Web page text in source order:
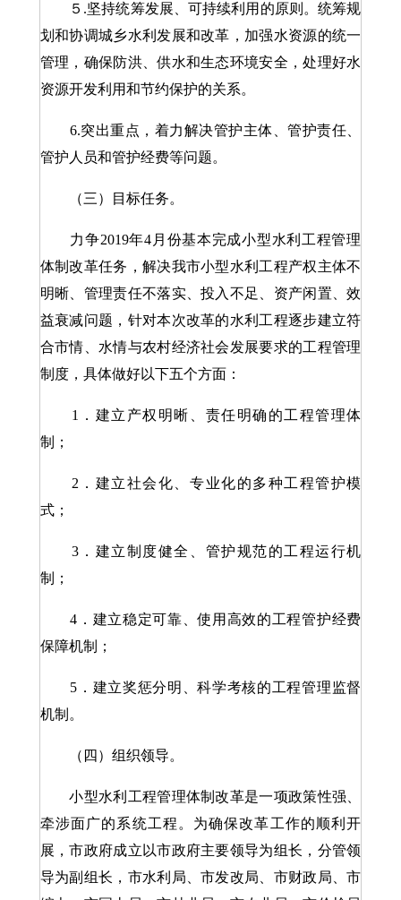
５.坚持统筹发展、可持续利用的原则。统筹规
划和协调城乡水利发展和改革，加强水资源的统一
管理，确保防洪、供水和生态环境安全，处理好水
资源开发利用和节约保护的关系。
6.突出重点，着力解决管护主体、管护责任、
管护人员和管护经费等问题。
（三）目标任务。
力争2019年4月份基本完成小型水利工程管理
体制改革任务，解决我市小型水利工程产权主体不
明晰、管理责任不落实、投入不足、资产闲置、效
益衰减问题，针对本次改革的水利工程逐步建立符
合市情、水情与农村经济社会发展要求的工程管理
制度，具体做好以下五个方面：
1．建立产权明晰、责任明确的工程管理体
制；
2．建立社会化、专业化的多种工程管护模
式；
3．建立制度健全、管护规范的工程运行机
制；
4．建立稳定可靠、使用高效的工程管护经费
保障机制；
5．建立奖惩分明、科学考核的工程管理监督
机制。
（四）组织领导。
小型水利工程管理体制改革是一项政策性强、
牵涉面广的系统工程。为确保改革工作的顺利开
展，市政府成立以市政府主要领导为组长，分管领
导为副组长，市水利局、市发改局、市财政局、市